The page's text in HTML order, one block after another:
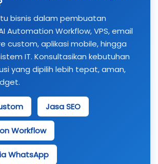
bisnis dalam pembuatan
Automation Workflow, VPS, email
custom, aplikasi mobile, hingga
IT. Konsultasikan kebutuhan
yang dipilih lebih tepat, aman,
Jasa SEO
Workflow
WhatsApp